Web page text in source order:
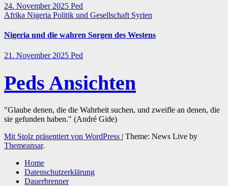
24. November 2025 Ped
Afrika Nigeria Politik und Gesellschaft Syrien
Nigeria und die wahren Sorgen des Westens
21. November 2025 Ped
Peds Ansichten
"Glaube denen, die die Wahrheit suchen, und zweifle an denen, die
sie gefunden haben." (André Gide)
Mit Stolz präsentiert von WordPress
Theme: News Live by
Themeansar.
Home
Datenschutzerklärung
Dauerbrenner